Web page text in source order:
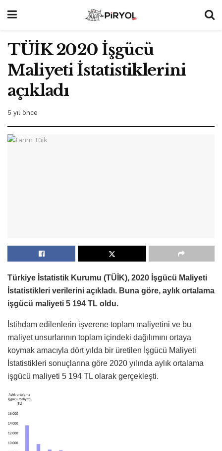
TÜİK 2020 İşgücü
Maliyeti İstatistiklerini
açıkladı
5 yıl önce
Türkiye İstatistik Kurumu (TÜİK), 2020 İşgücü Maliyeti
İstatistikleri verilerini açıkladı. Buna göre, aylık ortalama
işgücü maliyeti 5 194 TL oldu.
İstihdam edilenlerin işverene toplam maliyetini ve bu
maliyet unsurlarının toplam içindeki dağılımını ortaya
koymak amacıyla dört yılda bir üretilen İşgücü Maliyeti
İstatistikleri sonuçlarına göre 2020 yılında aylık ortalama
işgücü maliyeti 5 194 TL olarak gerçekleşti.